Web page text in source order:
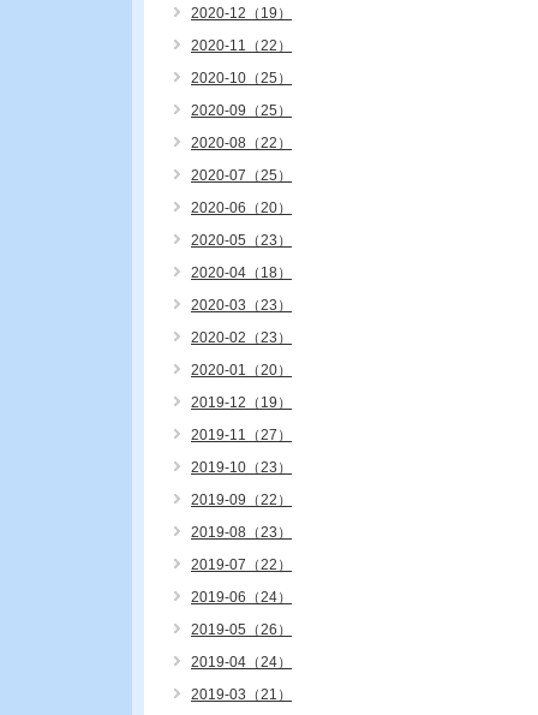
2020-12（19）
2020-11（22）
2020-10（25）
2020-09（25）
2020-08（22）
2020-07（25）
2020-06（20）
2020-05（23）
2020-04（18）
2020-03（23）
2020-02（23）
2020-01（20）
2019-12（19）
2019-11（27）
2019-10（23）
2019-09（22）
2019-08（23）
2019-07（22）
2019-06（24）
2019-05（26）
2019-04（24）
2019-03（21）